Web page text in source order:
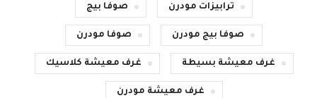
ترابيزات مودرن صوفا بيج
صوفا بيج مودرن صوفا مودرن
غرف معيشة بسيطة غرف معيشة كلاسيك
غرف معيشة مودرن